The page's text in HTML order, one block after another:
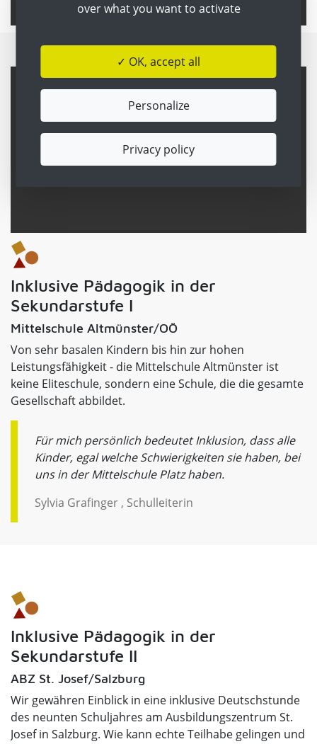
YouTube is disabled. ✓ Allow
Inklusive Pädagogik in der
Sekundarstufe I
Mittelschule Altmünster/OÖ
Von sehr basalen Kindern bis hin zur hohen
Leistungsfähigkeit - die Mittelschule Altmünster ist
keine Eliteschule, sondern eine Schule, die die gesamte
Gesellschaft abbildet.
Für mich persönlich bedeutet Inklusion, dass alle
Kinder, egal welche Schwierigkeiten sie haben, bei
uns in der Mittelschule Platz haben.
Sylvia Grafinger , Schulleiterin
Inklusive Pädagogik in der
Sekundarstufe II
ABZ St. Josef/Salzburg
Wir gewähren Einblick in eine inklusive Deutschstunde
des neunten Schuljahres am Ausbildungszentrum St.
Josef in Salzburg. Wie kann echte Teilhabe gelingen und
over what you want to activate
✓ OK, accept all
Personalize
Privacy policy